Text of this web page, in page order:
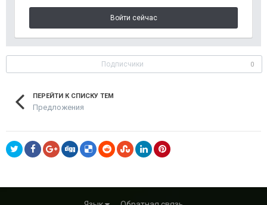
Войти сейчас
Подписчики 0
ПЕРЕЙТИ К СПИСКУ ТЕМ
Предложения